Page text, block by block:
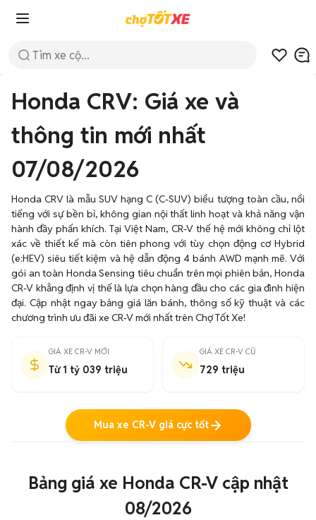
Honda CRV: Giá xe và
thông tin mới nhất
07/08/2026
Honda CRV là mẫu SUV hạng C (C-SUV) biểu tượng toàn cầu, nổi
tiếng với sự bền bỉ, không gian nội thất linh hoạt và khả năng vận
hành đầy phấn khích. Tại Việt Nam, CR-V thế hệ mới không chỉ lột
xác về thiết kế mà còn tiên phong với tùy chọn động cơ Hybrid
(e:HEV) siêu tiết kiệm và hệ dẫn động 4 bánh AWD mạnh mẽ. Với
gói an toàn Honda Sensing tiêu chuẩn trên mọi phiên bản, Honda
CR-V khẳng định vị thế là lựa chọn hàng đầu cho các gia đình hiện
đại. Cập nhật ngay bảng giá lăn bánh, thông số kỹ thuật và các
chương trình ưu đãi xe CR-V mới nhất trên Chợ Tốt Xe!
GIÁ XE CR-V MỚI
Từ 1 tỷ 039 triệu
GIÁ XE CR-V CŨ
729 triệu
Mua xe CR-V giá cực tốt
Bảng giá xe Honda CR-V cập nhật
08/2026